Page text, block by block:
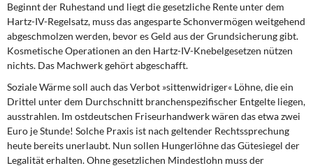
Beginnt der Ruhestand und liegt die gesetzliche Rente unter dem
Hartz-IV-Regelsatz, muss das angesparte Schonvermögen weitgehend
abgeschmolzen werden, bevor es Geld aus der Grundsicherung gibt.
Kosmetische Operationen an den Hartz-IV-Knebelgesetzen nützen
nichts. Das Machwerk gehört abgeschafft.
Soziale Wärme soll auch das Verbot »sittenwidriger« Löhne, die ein
Drittel unter dem Durchschnitt branchenspezifischer Entgelte liegen,
ausstrahlen. Im ostdeutschen Friseurhandwerk wären das etwa zwei
Euro je Stunde! Solche Praxis ist nach geltender Rechtssprechung
heute bereits unerlaubt. Nun sollen Hungerlöhne das Gütesiegel der
Legalität erhalten. Ohne gesetzlichen Mindestlohn muss der